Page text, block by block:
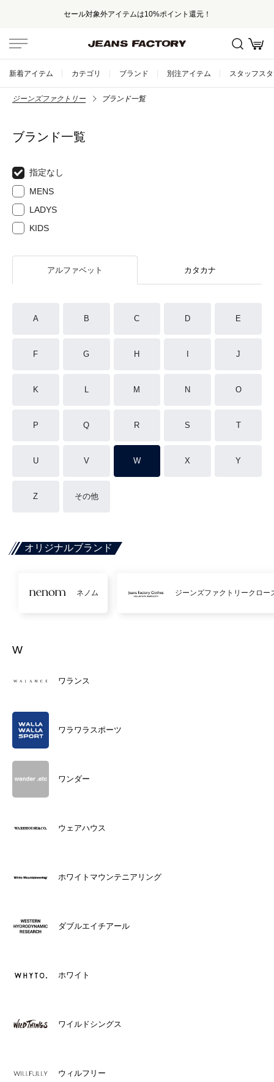
セール対象外アイテムは10%ポイント還元！
新着アイテム カテゴリ ブランド 別注アイテム スタッフス
ジーンズファクトリー ブランド一覧
ブランド一覧
指定なし
MENS
LADYS
KIDS
アルファベット カタカナ
A B C D E
F G H J
K L M N O
P Q R S T
U V W X Y
Z その他
オリジナルブランド
ネノム ジーンズファクトリークロー
W
ワランス
ワラワラスポーツ
ワンダー
ウェアハウス
ホワイトマウンテニアリング
ダブルエイチアール
ホワイト
ワイルドシングス
ウィルフリー